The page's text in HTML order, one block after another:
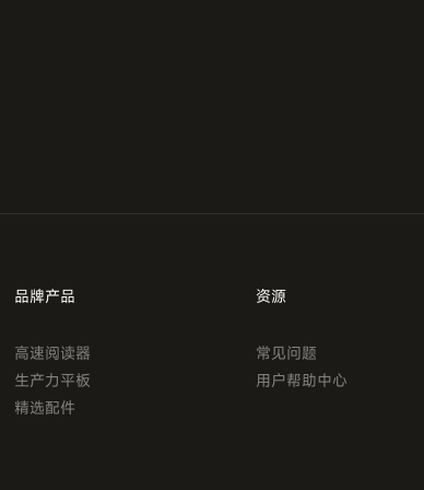
品牌产品
高速阅读器
生产力平板
精选配件
资源
常见问题
用户帮助中心